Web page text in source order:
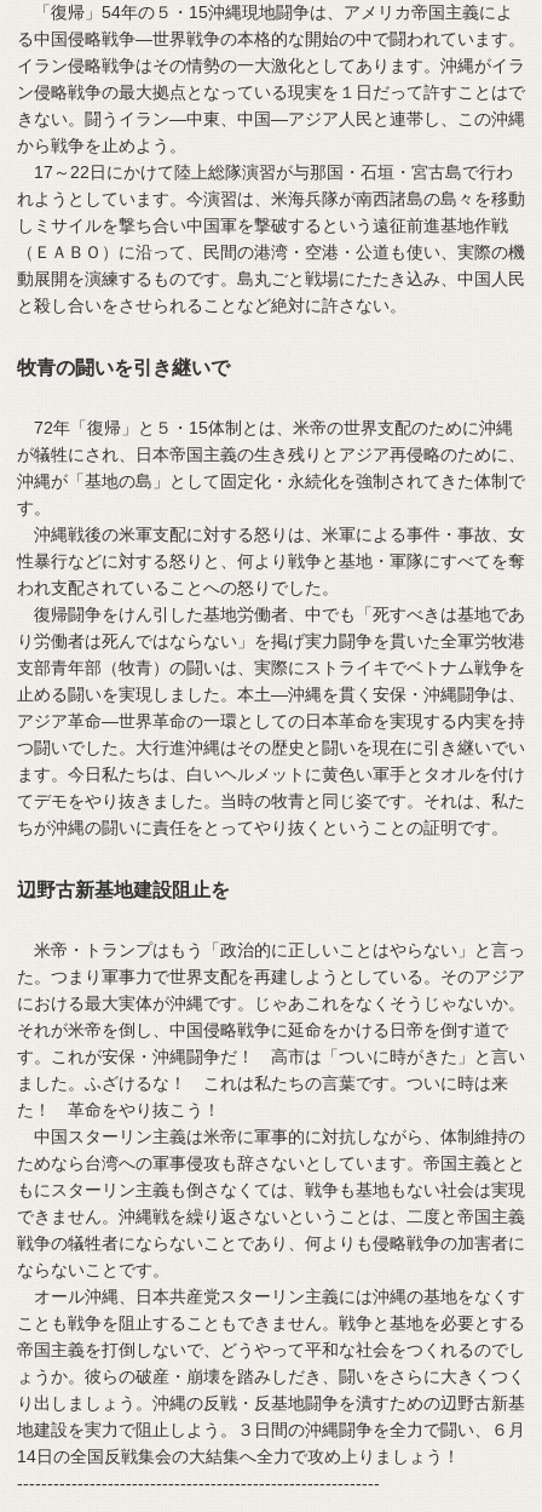
「復帰」54年の５・15沖縄現地闘争は、アメリカ帝国主義によ
る中国侵略戦争―世界戦争の本格的な開始の中で闘われています。
イラン侵略戦争はその情勢の一大激化としてあります。沖縄がイラ
ン侵略戦争の最大拠点となっている現実を１日だって許すことはで
きない。闘うイラン―中東、中国―アジア人民と連帯し、この沖縄
から戦争を止めよう。
17～22日にかけて陸上総隊演習が与那国・石垣・宮古島で行わ
れようとしています。今演習は、米海兵隊が南西諸島の島々を移動
しミサイルを撃ち合い中国軍を撃破するという遠征前進基地作戦
（ＥＡＢＯ）に沿って、民間の港湾・空港・公道も使い、実際の機
動展開を演練するものです。島丸ごと戦場にたたき込み、中国人民
と殺し合いをさせられることなど絶対に許さない。
牧青の闘いを引き継いで
72年「復帰」と５・15体制とは、米帝の世界支配のために沖縄
が犠牲にされ、日本帝国主義の生き残りとアジア再侵略のために、
沖縄が「基地の島」として固定化・永続化を強制されてきた体制で
す。
沖縄戦後の米軍支配に対する怒りは、米軍による事件・事故、女
性暴行などに対する怒りと、何より戦争と基地・軍隊にすべてを奪
われ支配されていることへの怒りでした。
復帰闘争をけん引した基地労働者、中でも「死すべきは基地であ
り労働者は死んではならない」を掲げ実力闘争を貫いた全軍労牧港
支部青年部（牧青）の闘いは、実際にストライキでベトナム戦争を
止める闘いを実現しました。本土―沖縄を貫く安保・沖縄闘争は、
アジア革命―世界革命の一環としての日本革命を実現する内実を持
つ闘いでした。大行進沖縄はその歴史と闘いを現在に引き継いでい
ます。今日私たちは、白いヘルメットに黄色い軍手とタオルを付け
てデモをやり抜きました。当時の牧青と同じ姿です。それは、私た
ちが沖縄の闘いに責任をとってやり抜くということの証明です。
辺野古新基地建設阻止を
米帝・トランプはもう「政治的に正しいことはやらない」と言っ
た。つまり軍事力で世界支配を再建しようとしている。そのアジア
における最大実体が沖縄です。じゃあこれをなくそうじゃないか。
それが米帝を倒し、中国侵略戦争に延命をかける日帝を倒す道で
す。これが安保・沖縄闘争だ！ 高市は「ついに時がきた」と言い
ました。ふざけるな！ これは私たちの言葉です。ついに時は来
た！ 革命をやり抜こう！
中国スターリン主義は米帝に軍事的に対抗しながら、体制維持の
ためなら台湾への軍事侵攻も辞さないとしています。帝国主義とと
もにスターリン主義も倒さなくては、戦争も基地もない社会は実現
できません。沖縄戦を繰り返さないということは、二度と帝国主義
戦争の犠牲者にならないことであり、何よりも侵略戦争の加害者に
ならないことです。
オール沖縄、日本共産党スターリン主義には沖縄の基地をなくす
ことも戦争を阻止することもできません。戦争と基地を必要とする
帝国主義を打倒しないで、どうやって平和な社会をつくれるのでし
ょうか。彼らの破産・崩壊を踏みしだき、闘いをさらに大きくつく
り出しましょう。沖縄の反戦・反基地闘争を潰すための辺野古新基
地建設を実力で阻止しよう。３日間の沖縄闘争を全力で闘い、６月
14日の全国反戦集会の大結集へ全力で攻め上りましょう！
------------------------------------------------------------